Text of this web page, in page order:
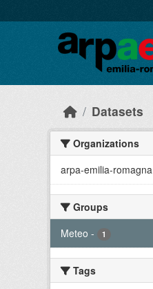
Datasets
Organizations
arpa-emilia-romagna
Groups
Meteo - 1
Tags